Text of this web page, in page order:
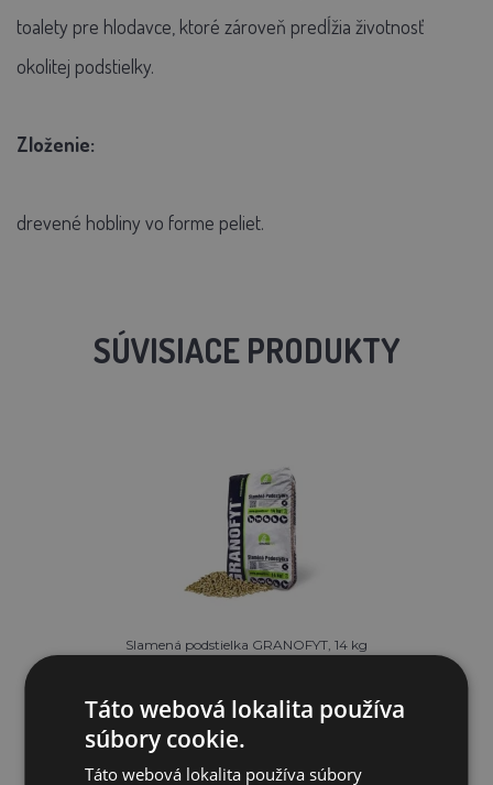
toalety pre hlodavce, ktoré zároveň predĺžia životnosť
okolitej podstielky.
Zloženie:
drevené hobliny vo forme peliet.
SÚVISIACE PRODUKTY
Slamená podstielka GRANOFYT, 14 kg
9,24€
SKLADOM
Táto webová lokalita používa
súbory cookie.
Táto webová lokalita používa súbory